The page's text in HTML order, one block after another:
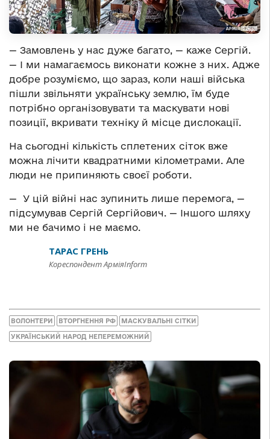
— Замовлень у нас дуже багато, — каже Сергій.
— І ми намагаємось виконати кожне з них. Адже
добре розуміємо, що зараз, коли наші війська
пішли звільняти українську землю, їм буде
потрібно організовувати та маскувати нові
позиції, вкривати техніку й місце дислокації.
На сьогодні кількість сплетених сіток вже
можна лічити квадратними кілометрами. Але
люди не припиняють своєї роботи.
— У цій війні нас зупинить лише перемога, —
підсумував Сергій Сергійович. — Іншого шляху
ми не бачимо і не маємо.
ТАРАС ГРЕНЬ
Кореспондент АрміяInform
ВОЛОНТЕРИ ВТОРГНЕННЯ РФ МАСКУВАЛЬНІ СІТКИ
УКРАЇНСЬКИЙ НАРОД НЕПЕРЕМОЖНИЙ